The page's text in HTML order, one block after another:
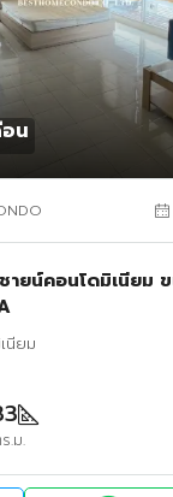
น
ายน์คอนโดมิเนียม
นียม
.ม.